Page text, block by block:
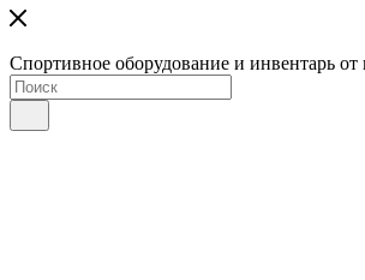
Спортивное оборудование и инвентарь от